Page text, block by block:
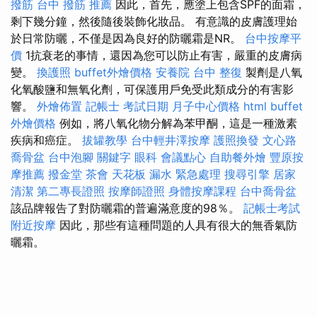
撥筋 台中 撥筋 推薦 因此，首先，應塗上包含SPF的面霜，
剩下幾分鐘，然後隨後裝飾化妝品。 有意識的皮膚護理始
於日常防曬，不僅是因為良好的防曬霜是NR。 台中按摩平
價 1抗衰老的事情，還因為您可以防止有害，嚴重的皮膚病
變。 換護照 buffet外燴價格 安養院 台中 整復 製劑是八氧
化氧酸鹽和無氧化劑，可保護用戶免受此類成分的有害影
響。 外燴佈置 記帳士 考試日期 月子中心價格 html buffet
外燴價格 例如，將八氧化物分解為苯甲酮，這是一種激素
疾病和癌症。 拔罐教學 台中輕井澤按摩 護照換發 文心路
喬骨盆 台中泡腳 關鍵字 眼科 會議點心 自助餐外燴 豐原按
摩推薦 撥金堂 茶會 天花板 漏水 緊急處理 搜尋引擎 居家
清潔 第二專長證照 按摩師證照 身體按摩課程 台中喬骨盆
該品牌報告了對防曬霜的普遍滿意度的98％。 記帳士考試
附近按摩 因此，那些有這種問題的人具有很大的無香氣防
曬霜。